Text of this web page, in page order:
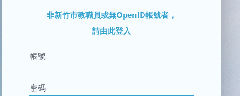
非新竹市教職員或無OpenID帳號者，
請由此登入
帳號
密碼